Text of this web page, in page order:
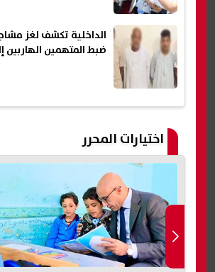
الداخلية تكشف لغز
ضبط المتهمين الهاربين
اختيارات المحرر